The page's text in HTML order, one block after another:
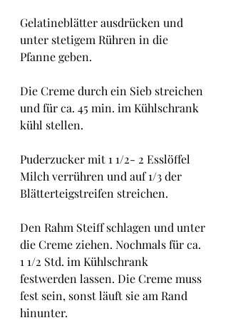
Gelatineblätter ausdrücken und
unter stetigem Rühren in die
Pfanne geben.
Die Creme durch ein Sieb streichen
und für ca. 45 min. im Kühlschrank
kühl stellen.
Puderzucker mit 1 1/2- 2 Esslöffel
Milch verrühren und auf 1/3 der
Blätterteigstreifen streichen.
Den Rahm Steiff schlagen und unter
die Creme ziehen. Nochmals für ca.
1 1/2 Std. im Kühlschrank
festwerden lassen. Die Creme muss
fest sein, sonst läuft sie am Rand
hinunter.